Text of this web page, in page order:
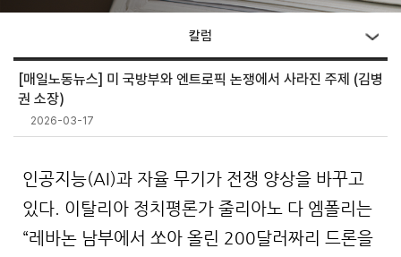
칼럼
[매일노동뉴스] 미 국방부와 엔트로픽 논쟁에서 사라진 주제 (김병
권 소장)
2026-03-17
인공지능(AI)과 자율 무기가 전쟁 양상을 바꾸고
있다. 이탈리아 정치평론가 줄리아노 다 엠폴리는
“레바논 남부에서 쏘아 올린 200달러짜리 드론을